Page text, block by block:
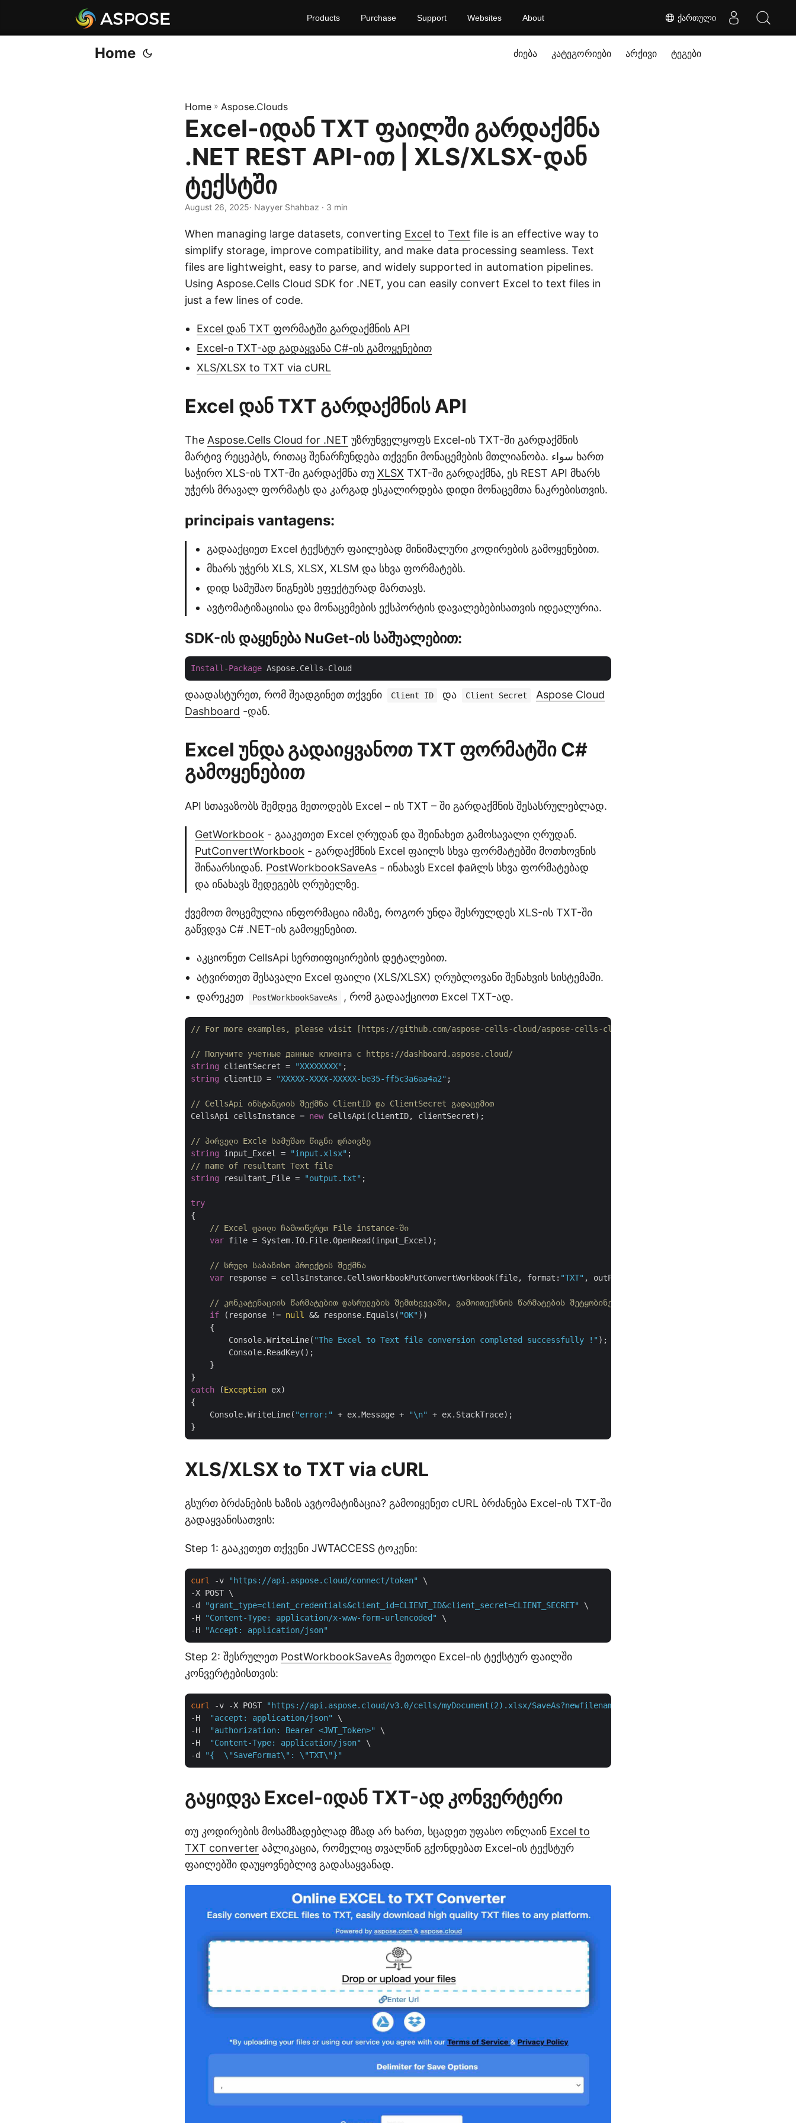
ქართული
Products Purchase Support Websites About
Home ძიება კატეგორიები არქივი ტეგები
Home » Aspose.Clouds
Excel-იდან TXT ფაილში გარდაქმნა
.NET REST API-ით | XLS/XLSX-დან
ტექსტში
August 26, 2025· Nayyer Shahbaz · 3 min
When managing large datasets, converting Excel to Text file is an effective way to
simplify storage, improve compatibility, and make data processing seamless. Text
files are lightweight, easy to parse, and widely supported in automation pipelines.
Using Aspose.Cells Cloud SDK for .NET, you can easily convert Excel to text files in
just a few lines of code.
Excel დან TXT ფორმატში გარდაქმნის API
Excel-ი TXT-ად გადაყვანა C#-ის გამოყენებით
XLS/XLSX to TXT via cURL
Excel დან TXT გარდაქმნის API
The Aspose.Cells Cloud for .NET უზრუნველყოფს Excel-ის TXT-ში გარდაქმნის
მარტივ რეცეპტს, რითაც შენარჩუნდება თქვენი მონაცემების მთლიანობა. سواء ხართ
საჭირო XLS-ის TXT-ში გარდაქმნა თუ XLSX TXT-ში გარდაქმნა, ეს REST API მხარს
უჭერს მრავალ ფორმატს და კარგად ესკალირდება დიდი მონაცემთა ნაკრებისთვის.
principais vantagens:
გადააქციეთ Excel ტექსტურ ფაილებად მინიმალური კოდირების გამოყენებით.
მხარს უჭერს XLS, XLSX, XLSM და სხვა ფორმატებს.
დიდ სამუშაო წიგნებს ეფექტურად მართავს.
ავტომატიზაციისა და მონაცემების ექსპორტის დავალებებისათვის იდეალურია.
SDK-ის დაყენება NuGet-ის საშუალებით:
Install -Package
დაადასტურეთ, რომ შეადგინეთ თქვენი Client ID და Client Secret
Aspose Cloud
Dashboard -დან.
Excel უნდა გადაიყვანოთ TXT ფორმატში C#
გამოყენებით
API სთავაზობს შემდეგ მეთოდებს Excel – ის TXT – ში გარდაქმნის შესასრულებლად.
GetWorkbook - გააკეთეთ Excel ღრუდან და შეინახეთ გამოსავალი ღრუდან.
PutConvertWorkbook - გარდაქმნის Excel ფაილს სხვა ფორმატებში მოთხოვნის
შინაარსიდან. PostWorkbookSaveAs - ინახავს Excel файლს სხვა ფორმატებად
და ინახავს შედეგებს ღრუბელზე.
ქვემოთ მოცემულია ინფორმაცია იმაზე, როგორ უნდა შესრულდეს XLS-ის TXT-ში
გაწვდვა C# .NET-ის გამოყენებით.
აკციონეთ CellsApi სერთიფიცირების დეტალებით.
ატვირთეთ შესავალი Excel ფაილი (XLS/XLSX) ღრუბლოვანი შენახვის სისტემაში.
დარეკეთ
PostWorkbookSaveAs , რომ გადააქციოთ Excel TXT-ად.
// For more examples, please visit [https://github.com/aspose-cells-cloud/aspose-cells-cloud-dotnet/](https://github.com/
// Получите учетные данные клиента с https://dashboard.aspose.cloud/
string clientSecret = "XXXXXXXX"
string clientID = "XXXXX-XXXX-XXXXX-be35-ff5c3a6aa4a2" ;
// CellsApi ინსტანციის შექმნა ClientID და ClientSecret გადაცემით
CellsApi cellsInstance = new CellsApi(clientID, clientSecret);
// პირველი Excle სამუშაო წიგნი დრაივზე
string input_Excel = "input.xlsx"
// name of resultant Text file
string resultant_File = "output.txt" ;
try
{
// Excel ფაილი ჩამოიწერეთ File instance-ში
var file = System.IO.File.OpenRead(input_Excel);
// სრული საბაზისო პროექტის შექმნა
var response = cellsInstance.CellsWorkbookPutConvertWorkbook(file, format: "TXT" , outPath:resultant_File);
// კონკატენაციის წარმატებით დასრულების შემთხვევაში, გამოითექსნოს წარმატების შეტყობინება.
if (response != null && response.Equals( "OK" ))
    {
        Console.WriteLine(
"The Excel to Text file conversion completed successfully !" );
        Console.ReadKey();
    }
catch (Exception ex)
{
    Console.WriteLine(
"error:" + ex.Message + "\n"
+ ex.StackTrace);
XLS/XLSX to TXT via cURL
გსურთ ბრძანების ხაზის ავტომატიზაცია? გამოიყენეთ cURL ბრძანება Excel-ის TXT-ში
გადაყვანისათვის:
Step 1: გააკეთეთ თქვენი JWTACCESS ტოკენი:
curl -v "https://api.aspose.cloud/connect/token"
\
-X POST \
-d
"grant_type=client_credentials&client_id=CLIENT_ID&client_secret=CLIENT_SECRET"
\
-H
"Content-Type: application/x-www-form-urlencoded"
\
-H
"Accept: application/json"
Step 2: შესრულეთ PostWorkbookSaveAs მეთოდი Excel-ის ტექსტურ ფაილში
კონვერტებისთვის:
curl -v -X POST
"https://api.aspose.cloud/v3.0/cells/myDocument(2).xlsx/
-H
"accept: application/json"
\
-H
"authorization: Bearer <JWT_Token>"
\
-H
"Content-Type: application/json"
\
-d
"{  \"SaveFormat\": \"TXT\"}"
გაყიდვა Excel-იდან TXT-ად კონვერტერი
თუ კოდირების მოსამზადებლად მზად არ ხართ, სცადეთ უფასო ონლაინ Excel to
TXT converter აპლიკაცია, რომელიც თვალწინ გქონდებათ Excel-ის ტექსტურ
ფაილებში დაუყოვნებლივ გადასაყვანად.